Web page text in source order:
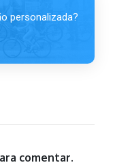
personalizada?
comentar.